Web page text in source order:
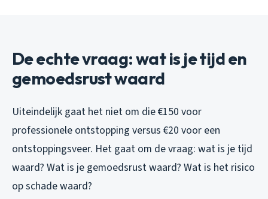
De echte vraag: wat is je tijd en
gemoedsrust waard
Uiteindelijk gaat het niet om die €150 voor
professionele ontstopping versus €20 voor een
ontstoppingsveer. Het gaat om de vraag: wat is je tijd
waard? Wat is je gemoedsrust waard? Wat is het risico
op schade waard?